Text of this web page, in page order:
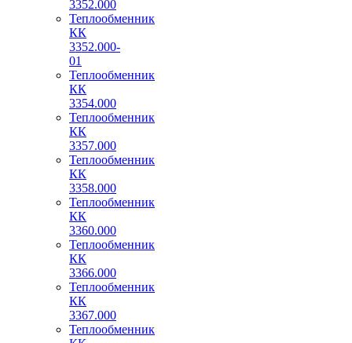
3352.000
Теплообменник
КК
3352.000-
01
Теплообменник
КК
3354.000
Теплообменник
КК
3357.000
Теплообменник
КК
3358.000
Теплообменник
КК
3360.000
Теплообменник
КК
3366.000
Теплообменник
КК
3367.000
Теплообменник